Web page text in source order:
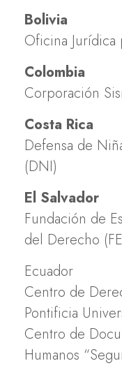
Bolivia
Oficina Jurídica
Colombia
Corporación
Costa Rica
Defensa de
(DNI)
El Salvador
Fundación de
del Derecho
Ecuador
Centro de
Pontificia
Centro de
Humanos